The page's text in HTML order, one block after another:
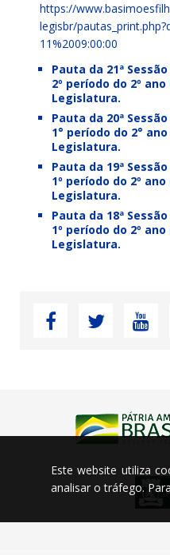
https://
legisbr/
11%2009:00:00
Pauta da 21ª
2º período do 2º ano
Legislatura.
Pauta da 20ª
1° período do 2° ano
Legislatura.
Pauta da 19ª
1º período do 2º ano
Legislatura.
Pauta da 18ª
1º período do 2º ano
Legislatura.
Este website utiliza
analisar o tráfego.